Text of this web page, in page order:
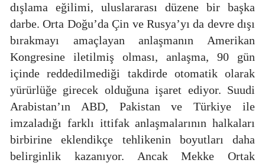
dışlama eğilimi, uluslararası düzene bir başka
darbe. Orta Doğu’da Çin ve Rusya’yı da devre dışı
bırakmayı amaçlayan anlaşmanın Amerikan
Kongresine iletilmiş olması, anlaşma, 90 gün
içinde reddedilmediği takdirde otomatik olarak
yürürlüğe girecek olduğuna işaret ediyor. Suudi
Arabistan’ın ABD, Pakistan ve Türkiye ile
imzaladığı farklı ittifak anlaşmalarının halkaları
birbirine eklendikçe tehlikenin boyutları daha
belirginlik kazanıyor. Ancak Mekke Ortak